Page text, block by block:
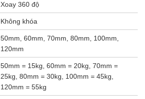
Xoay 360 độ
Không khóa
50mm, 60mm, 70mm, 80mm, 100mm,
120mm
50mm = 15kg, 60mm = 20kg, 70mm =
25kg, 80mm = 30kg, 100mm = 45kg,
120mm = 55kg